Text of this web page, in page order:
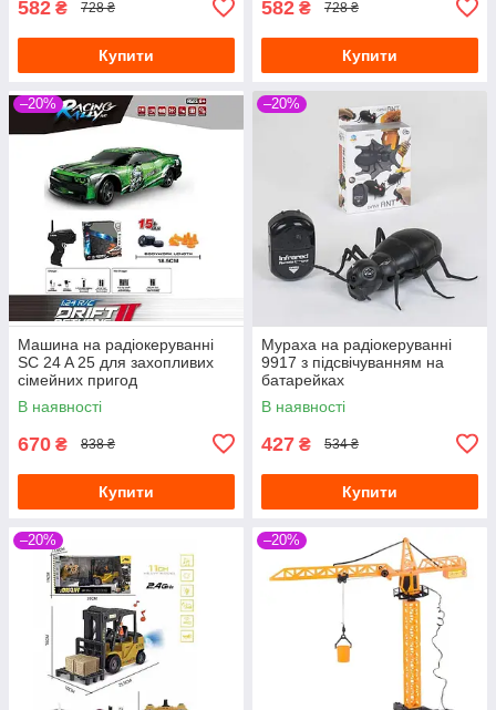
582 ₴ 728 ₴
Купити
582 ₴ 728 ₴
Купити
–20%
Машина на радіокеруванні
SC 24 A 25 для захопливих
сімейних пригод
В наявності
670 ₴ 838 ₴
Купити
–20%
Мураха на радіокеруванні
9917 з підсвічуванням на
батарейках
В наявності
427 ₴ 534 ₴
Купити
–20% –20%